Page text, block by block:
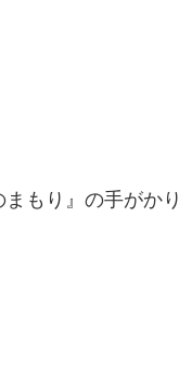
もり』の手がかり